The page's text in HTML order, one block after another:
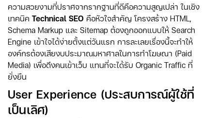
ความสวยงามที่ปราศจากรากฐานที่ดีคือความสูญเปล่า ในเชิง
เทคนิค Technical SEO คือหัวใจสำคัญ โครงสร้าง HTML,
Schema Markup และ Sitemap ต้องถูกออกแบบให้ Search
Engine เข้าใจได้ง่ายตั้งแต่วันแรก การละเลยเรื่องนี้จะทำให้
องค์กรต้องเสียงบประมาณมหาศาลในการทำโฆษณา (Paid
Media) เพื่อดึงคนเข้าเว็บ แทนที่จะได้รับ Organic Traffic ที่
ยั่งยืน
User Experience (ประสบการณ์ผู้ใช้ที่
เป็นเลิศ)